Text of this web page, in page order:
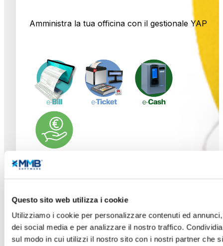
Questo sito web utilizza i cookie
Utilizziamo i cookie per personalizzare contenuti ed
dei social media e per analizzare il nostro traffico.
sul modo in cui utilizzi il nostro sito con i nostri partner che
Amministra la tua officina con il gestionale YAP